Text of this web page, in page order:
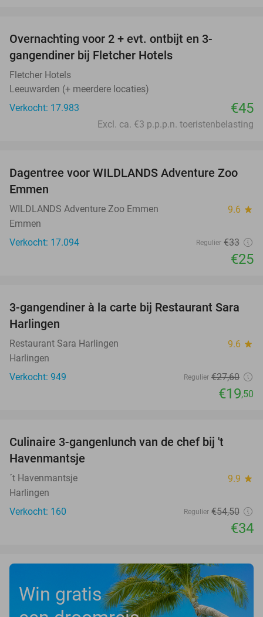
Overnachting voor 2 + evt. ontbijt en 3-
gangendiner bij Fletcher Hotels
Fletcher Hotels
Leeuwarden (+ meerdere locaties)
Verkocht: 17.983
€45
Excl. ca. €3 p.p.p.n. toeristenbelasting
24%
Dagentree voor WILDLANDS Adventure Zoo
Emmen
WILDLANDS Adventure Zoo Emmen 9.6 star
Emmen
Verkocht: 17.094
Regulier €33
€25
29%
3-gangendiner à la carte bij Restaurant Sara
Harlingen
Restaurant Sara Harlingen 9.6 star
Harlingen
Verkocht: 949
Regulier €27,60
€19,50
Culinaire 3-gangenlunch van de chef bij 't
Havenmantsje
´t Havenmantsje 9.9 star
Harlingen
Verkocht: 160
Regulier €54,50
€34
Win gratis